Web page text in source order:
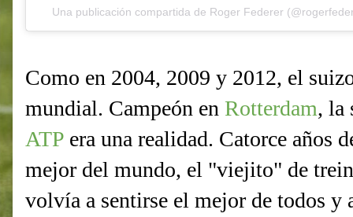
Una publicación compartida de Roger Federer
Como en 2004, 2009 y 2012, el
mundial. Campeón en Rotterdam, la
ATP era una realidad. Catorce años
mejor del mundo, el "viejito" de
volvía a sentirse el mejor de todos y